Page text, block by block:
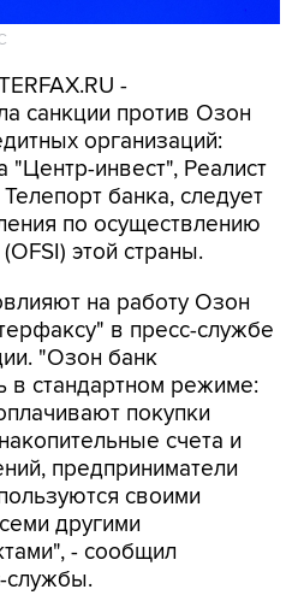
-
санкции против Озон
организаций:
"Центр-инвест", Реалист
банка, следует
по осуществлению
этой страны.
на работу Озон
в пресс-службе
"Озон банк
в стандартном режиме:
покупки
счета и
предприниматели
своими
другими
- сообщил
службы.